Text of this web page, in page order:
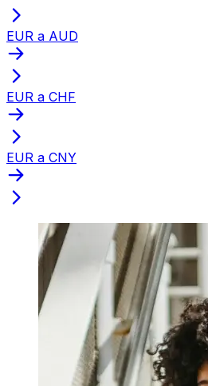
EUR a AUD
EUR a CHF
EUR a CNY